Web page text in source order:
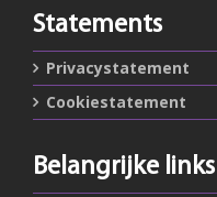
Statements
Privacystatement
Cookiestatement
Belangrijke links